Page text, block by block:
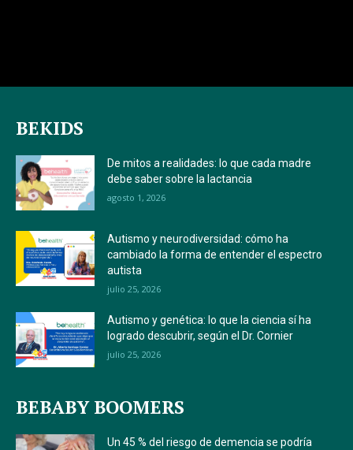
BEKIDS
De mitos a realidades: lo que cada madre
debe saber sobre la lactancia
agosto 1, 2026
Autismo y neurodiversidad: cómo ha
cambiado la forma de entender el espectro
autista
julio 25, 2026
Autismo y genética: lo que la ciencia sí ha
logrado descubrir, según el Dr. Cornier
julio 25, 2026
BEBABY BOOMERS
Un 45 % del riesgo de demencia se podría